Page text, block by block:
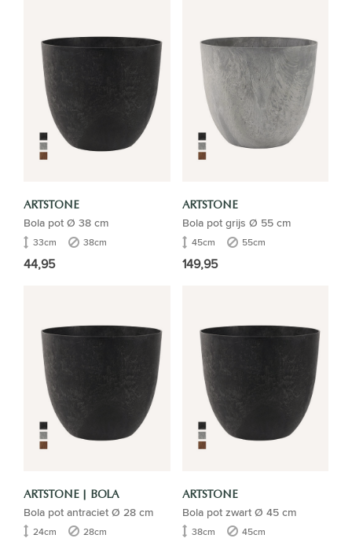
ARTSTONE
Bola pot Ø 38 cm
33cm 38cm
44,95
ARTSTONE
Bola pot grijs Ø 55 cm
45cm 55cm
149,95
ARTSTONE | BOLA
Bola pot antraciet Ø 28 cm
24cm 28cm
ARTSTONE
Bola pot zwart Ø 45 cm
38cm 45cm